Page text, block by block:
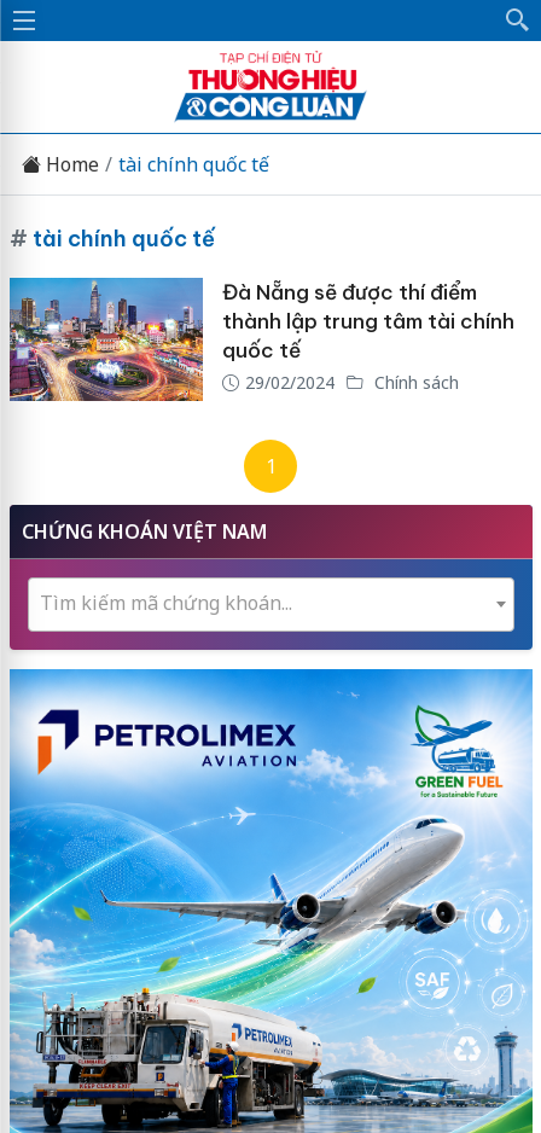
Home tài chính quốc tế
# tài chính quốc tế
Đà Nẵng sẽ được thí điểm
thành lập trung tâm tài chính
quốc tế
29/02/2024 Chính sách
1
CHỨNG KHOÁN VIỆT NAM
Tìm kiếm mã chứng khoán...